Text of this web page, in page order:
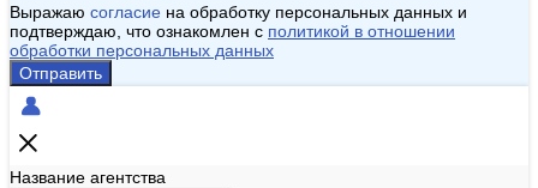
Выражаю согласие на обработку персональных данных и
подтверждаю, что ознакомлен с политикой в отношении
обработки персональных данных
Отправить
Название агентства